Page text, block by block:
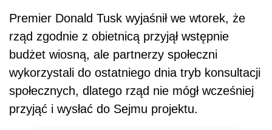
Premier Donald Tusk wyjaśnił we wtorek, że
rząd zgodnie z obietnicą przyjął wstępnie
budżet wiosną, ale partnerzy społeczni
wykorzystali do ostatniego dnia tryb konsultacji
społecznych, dlatego rząd nie mógł wcześniej
przyjąć i wysłać do Sejmu projektu.